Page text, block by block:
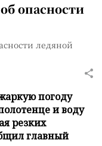
опасности
ледяной
погоду
и воду
резких
главный